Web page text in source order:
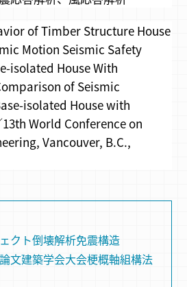
of Timber Structure House
Motion Seismic Safety
isolated House With
of Seismic
isolated House with
World Conference on
Vancouver, B.C.,
クト倒壊解析免震構造
文建築学会大会梗概軸組構法